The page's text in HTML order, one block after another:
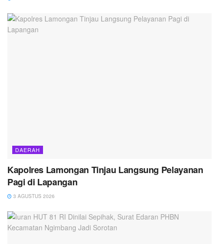
DAERAH
Kapolres Lamongan Tinjau Langsung Pelayanan
Pagi di Lapangan
3 AGUSTUS 2026